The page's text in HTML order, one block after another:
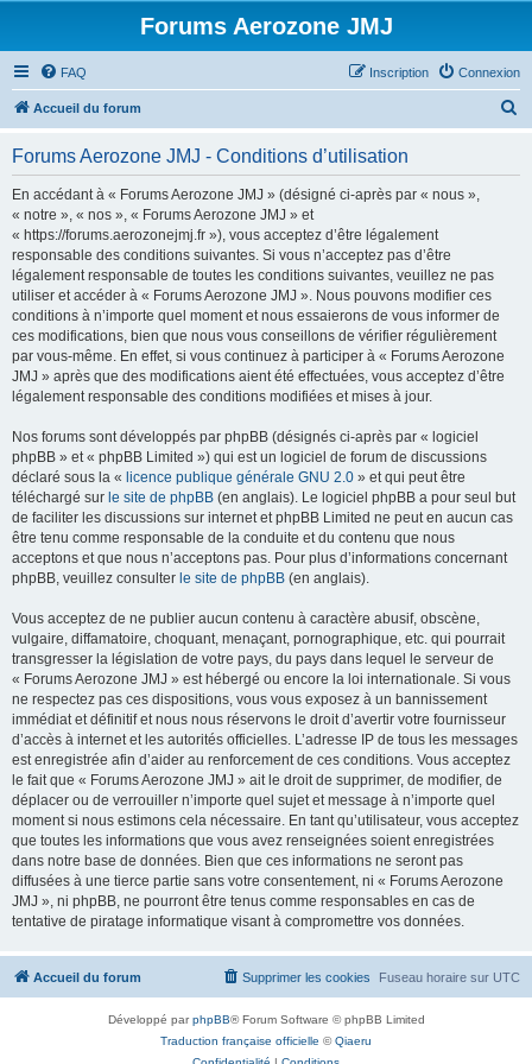
Forums Aerozone JMJ
FAQ Connexion
Inscription
Accueil du forum
Forums Aerozone JMJ - Conditions d’utilisation
En accédant à « Forums Aerozone JMJ » (désigné ci-après par « nous »,
« notre », « nos », « Forums Aerozone JMJ » et
« https://forums.aerozonejmj.fr »), vous acceptez d’être légalement
responsable des conditions suivantes. Si vous n’acceptez pas d’être
légalement responsable de toutes les conditions suivantes, veuillez ne pas
utiliser et accéder à « Forums Aerozone JMJ ». Nous pouvons modifier ces
conditions à n’importe quel moment et nous essaierons de vous informer de
ces modifications, bien que nous vous conseillons de vérifier régulièrement
par vous-même. En effet, si vous continuez à participer à « Forums Aerozone
JMJ » après que des modifications aient été effectuées, vous acceptez d’être
légalement responsable des conditions modifiées et mises à jour.
Nos forums sont développés par phpBB (désignés ci-après par « logiciel
phpBB » et « phpBB Limited ») qui est un logiciel de forum de discussions
déclaré sous la « licence publique générale GNU 2.0 » et qui peut être
téléchargé sur le site de phpBB (en anglais). Le logiciel phpBB a pour seul but
de faciliter les discussions sur internet et phpBB Limited ne peut en aucun cas
être tenu comme responsable de la conduite et du contenu que nous
acceptons et que nous n’acceptons pas. Pour plus d’informations concernant
phpBB, veuillez consulter le site de phpBB (en anglais).
Vous acceptez de ne publier aucun contenu à caractère abusif, obscène,
vulgaire, diffamatoire, choquant, menaçant, pornographique, etc. qui pourrait
transgresser la législation de votre pays, du pays dans lequel le serveur de
« Forums Aerozone JMJ » est hébergé ou encore la loi internationale. Si vous
ne respectez pas ces dispositions, vous vous exposez à un bannissement
immédiat et définitif et nous nous réservons le droit d’avertir votre fournisseur
d’accès à internet et les autorités officielles. L’adresse IP de tous les messages
est enregistrée afin d’aider au renforcement de ces conditions. Vous acceptez
le fait que « Forums Aerozone JMJ » ait le droit de supprimer, de modifier, de
déplacer ou de verrouiller n’importe quel sujet et message à n’importe quel
moment si nous estimons cela nécessaire. En tant qu’utilisateur, vous acceptez
que toutes les informations que vous avez renseignées soient enregistrées
dans notre base de données. Bien que ces informations ne seront pas
diffusées à une tierce partie sans votre consentement, ni « Forums Aerozone
JMJ », ni phpBB, ne pourront être tenus comme responsables en cas de
tentative de piratage informatique visant à compromettre vos données.
Accueil du forum Fuseau horaire sur UTC
Supprimer les cookies
Développé parphpBB® Forum Software © phpBB Limited
Traduction française officielle ©Qiaeru